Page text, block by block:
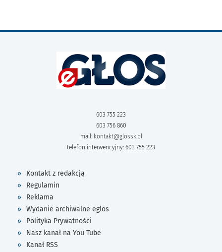
603 755 223
603 756 860
mail: kontakt@glossk.pl
telefon interwencyjny: 603 755 223
Kontakt z redakcją
Regulamin
Reklama
Wydanie archiwalne eglos
Polityka Prywatności
Nasz kanał na You Tube
Kanał RSS